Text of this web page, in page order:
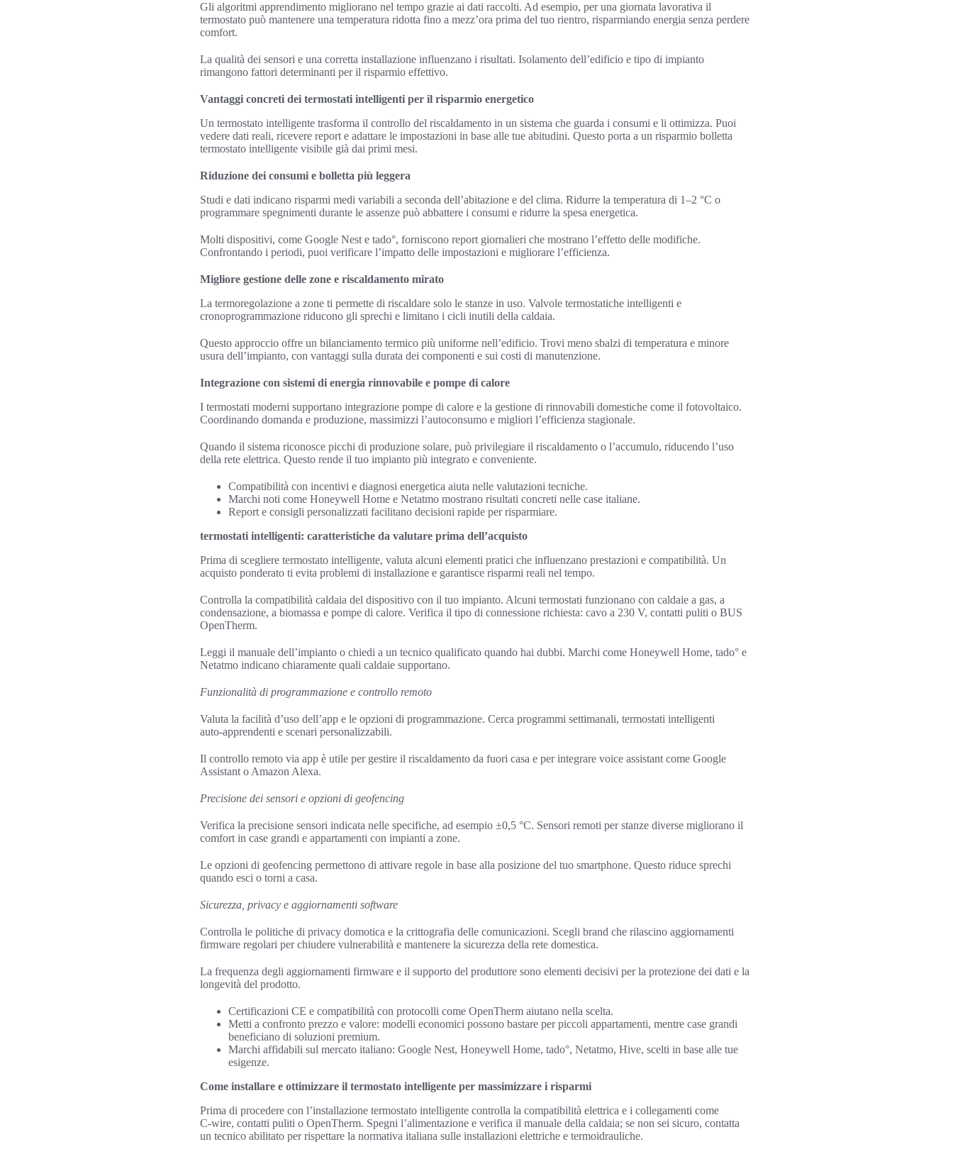
Gli algoritmi apprendimento migliorano nel tempo grazie ai dati raccolti. Ad esempio, per una giornata lavorativa il
termostato può mantenere una temperatura ridotta fino a mezz’ora prima del tuo rientro, risparmiando energia senza perdere
comfort.
La qualità dei sensori e una corretta installazione influenzano i risultati. Isolamento dell’edificio e tipo di impianto
rimangono fattori determinanti per il risparmio effettivo.
Vantaggi concreti dei termostati intelligenti per il risparmio energetico
Un termostato intelligente trasforma il controllo del riscaldamento in un sistema che guarda i consumi e li ottimizza. Puoi
vedere dati reali, ricevere report e adattare le impostazioni in base alle tue abitudini. Questo porta a un risparmio bolletta
termostato intelligente visibile già dai primi mesi.
Riduzione dei consumi e bolletta più leggera
Studi e dati indicano risparmi medi variabili a seconda dell’abitazione e del clima. Ridurre la temperatura di 1–2 °C o
programmare spegnimenti durante le assenze può abbattere i consumi e ridurre la spesa energetica.
Molti dispositivi, come Google Nest e tado°, forniscono report giornalieri che mostrano l’effetto delle modifiche.
Confrontando i periodi, puoi verificare l’impatto delle impostazioni e migliorare l’efficienza.
Migliore gestione delle zone e riscaldamento mirato
La termoregolazione a zone ti permette di riscaldare solo le stanze in uso. Valvole termostatiche intelligenti e
cronoprogrammazione riducono gli sprechi e limitano i cicli inutili della caldaia.
Questo approccio offre un bilanciamento termico più uniforme nell’edificio. Trovi meno sbalzi di temperatura e minore
usura dell’impianto, con vantaggi sulla durata dei componenti e sui costi di manutenzione.
Integrazione con sistemi di energia rinnovabile e pompe di calore
I termostati moderni supportano integrazione pompe di calore e la gestione di rinnovabili domestiche come il fotovoltaico.
Coordinando domanda e produzione, massimizzi l’autoconsumo e migliori l’efficienza stagionale.
Quando il sistema riconosce picchi di produzione solare, può privilegiare il riscaldamento o l’accumulo, riducendo l’uso
della rete elettrica. Questo rende il tuo impianto più integrato e conveniente.
Compatibilità con incentivi e diagnosi energetica aiuta nelle valutazioni tecniche.
Marchi noti come Honeywell Home e Netatmo mostrano risultati concreti nelle case italiane.
Report e consigli personalizzati facilitano decisioni rapide per risparmiare.
termostati intelligenti: caratteristiche da valutare prima dell’acquisto
Prima di scegliere termostato intelligente, valuta alcuni elementi pratici che influenzano prestazioni e compatibilità. Un
acquisto ponderato ti evita problemi di installazione e garantisce risparmi reali nel tempo.
Controlla la compatibilità caldaia del dispositivo con il tuo impianto. Alcuni termostati funzionano con caldaie a gas, a
condensazione, a biomassa e pompe di calore. Verifica il tipo di connessione richiesta: cavo a 230 V, contatti puliti o BUS
OpenTherm.
Leggi il manuale dell’impianto o chiedi a un tecnico qualificato quando hai dubbi. Marchi come Honeywell Home, tado° e
Netatmo indicano chiaramente quali caldaie supportano.
Funzionalità di programmazione e controllo remoto
Valuta la facilità d’uso dell’app e le opzioni di programmazione. Cerca programmi settimanali, termostati intelligenti
auto‑apprendenti e scenari personalizzabili.
Il controllo remoto via app è utile per gestire il riscaldamento da fuori casa e per integrare voice assistant come Google
Assistant o Amazon Alexa.
Precisione dei sensori e opzioni di geofencing
Verifica la precisione sensori indicata nelle specifiche, ad esempio ±0,5 °C. Sensori remoti per stanze diverse migliorano il
comfort in case grandi e appartamenti con impianti a zone.
Le opzioni di geofencing permettono di attivare regole in base alla posizione del tuo smartphone. Questo riduce sprechi
quando esci o torni a casa.
Sicurezza, privacy e aggiornamenti software
Controlla le politiche di privacy domotica e la crittografia delle comunicazioni. Scegli brand che rilascino aggiornamenti
firmware regolari per chiudere vulnerabilità e mantenere la sicurezza della rete domestica.
La frequenza degli aggiornamenti firmware e il supporto del produttore sono elementi decisivi per la protezione dei dati e la
longevità del prodotto.
Certificazioni CE e compatibilità con protocolli come OpenTherm aiutano nella scelta.
Metti a confronto prezzo e valore: modelli economici possono bastare per piccoli appartamenti, mentre case grandi
beneficiano di soluzioni premium.
Marchi affidabili sul mercato italiano: Google Nest, Honeywell Home, tado°, Netatmo, Hive, scelti in base alle tue
esigenze.
Come installare e ottimizzare il termostato intelligente per massimizzare i risparmi
Prima di procedere con l’installazione termostato intelligente controlla la compatibilità elettrica e i collegamenti come
C‑wire, contatti puliti o OpenTherm. Spegni l’alimentazione e verifica il manuale della caldaia; se non sei sicuro, contatta
un tecnico abilitato per rispettare la normativa italiana sulle installazioni elettriche e termoidrauliche.